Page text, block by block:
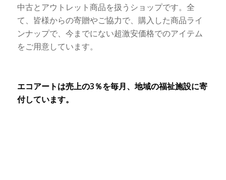
中古とアウトレット商品を扱うショップです。全
て、皆様からの寄贈やご協力で、購入した商品ライ
ンナップで、今までにない超激安価格でのアイテム
をご用意しています。
エコアートは売上の3％を毎月、地域の福祉施設に寄
付しています。